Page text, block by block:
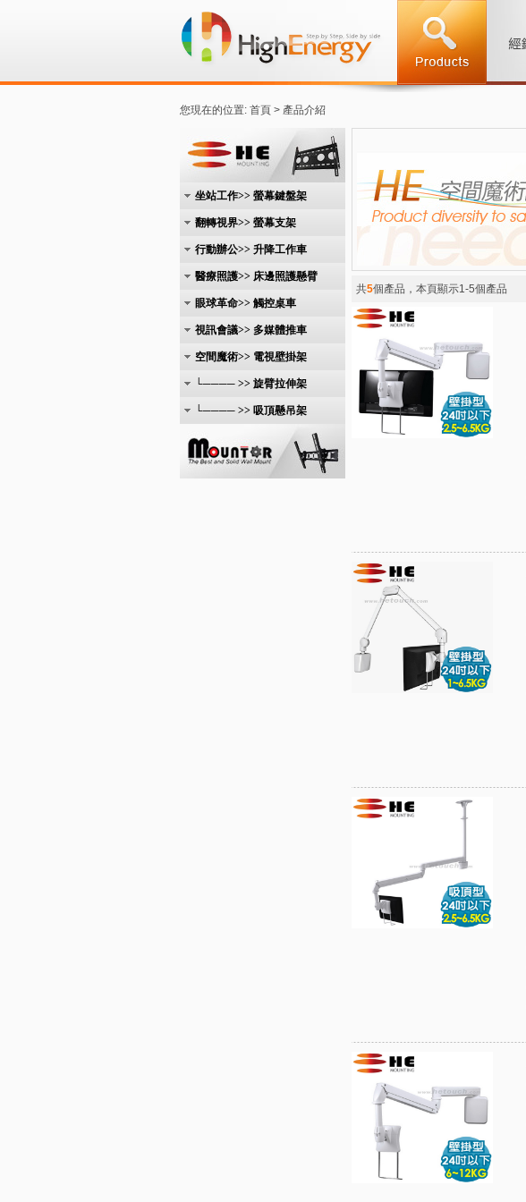
您現在的位置: 首頁 > 產品介紹
坐站工作>> 螢幕鍵盤架
翻轉視界>> 螢幕支架
行動辦公>> 升降工作車
醫療照護>> 床邊照護懸臂
眼球革命>> 觸控桌車
視訊會議>> 多媒體推車
空間魔術>> 電視壁掛架
└──── >> 旋臂拉伸架
└──── >> 吸頂懸吊架
共5個產品，本頁顯示1-5個產品